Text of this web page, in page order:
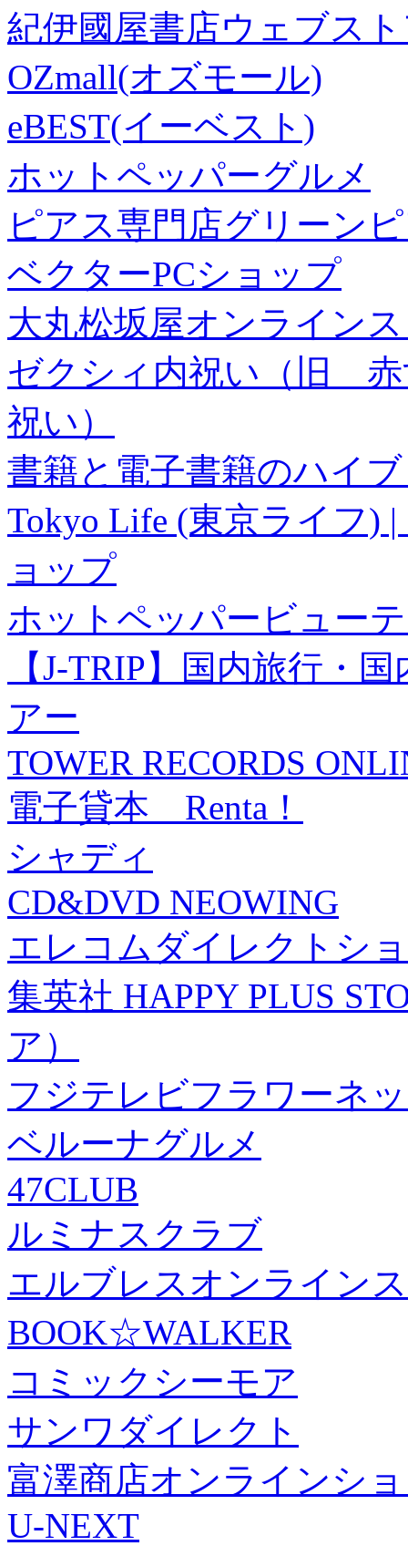
紀伊國屋書店ウェブス
OZmall(オズモール)
eBEST(イーベスト)
ホットペッパーグルメ
ピアス専門店グリーン
ベクターPCショップ
大丸松坂屋オンライン
ゼクシィ内祝い（旧 赤
祝い）
書籍と電子書籍のハイ
Tokyo Life (東京ライフ)
ョップ
ホットペッパービュー
【J-TRIP】国内旅行・
アー
TOWER RECORDS
電子貸本 Renta！
シャディ
CD&DVD NEOWING
エレコムダイレクトシ
集英社 HAPPY PLUS
ア）
フジテレビフラワーネ
ベルーナグルメ
47CLUB
ルミナスクラブ
エルブレスオンライン
BOOK☆WALKER
コミックシーモア
サンワダイレクト
富澤商店オンラインシ
U-NEXT